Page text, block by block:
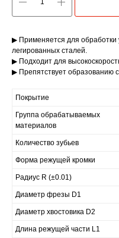
▶ Применяется для обработки
легированных сталей.
▶ Подходит для
▶ Препятствует образованию
Покрытие
Группа обрабатываемых
материалов
Количество зубьев
Форма режущей кромки
Радиус R (±0.01)
Диаметр фрезы D1
Диаметр хвостовика D2
Длина режущей части L1